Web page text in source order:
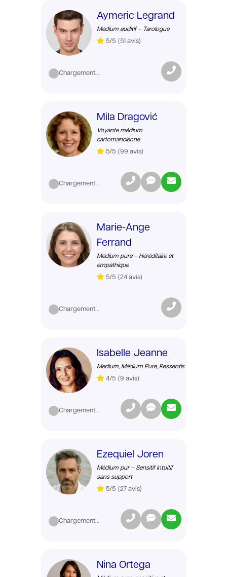
Aymeric Legrand
Médium auditif – Tarologue
5/5 (51 avis)
Chargement...
Mila Dragović
Voyante médium
cartomancienne
5/5 (99 avis)
Chargement...
Marie-Ange
Ferrand
Médium pure – Héréditaire et
empathique
5/5 (24 avis)
Chargement...
Isabelle Jeanne
Medium, Médium Pure, Ressentis
4/5 (9 avis)
Chargement...
Ezequiel Joren
Médium pur – Sensitif intuitif
sans support
5/5 (27 avis)
Chargement...
Nina Ortega